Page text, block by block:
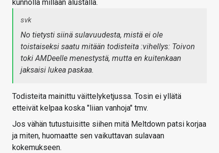
kunnolla millään alustalla.
svk
No tietysti siinä sulavuudesta, mistä ei ole
toistaiseksi saatu mitään todisteita :vihellys: Toivon
toki AMDeelle menestystä, mutta en kuitenkaan
jaksaisi lukea paskaa.
Todisteita mainittu väittelyketjussa. Tosin ei yllätä
etteivät kelpaa koska "liian vanhoja" tmv.
Jos vähän tutustuisitte siihen mitä Meltdown patsi korjaa
ja miten, huomaatte sen vaikuttavan sulavaan
kokemukseen.